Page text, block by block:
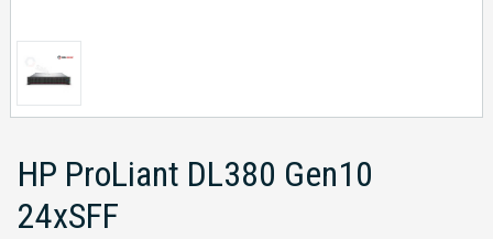
HP ProLiant DL380 Gen10
24xSFF